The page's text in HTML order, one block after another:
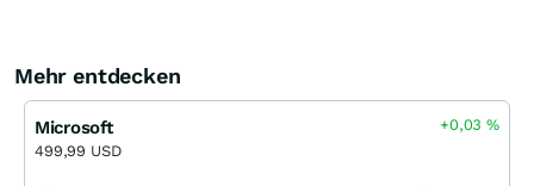
Mehr entdecken
Microsoft
499,99 USD
+0,03%